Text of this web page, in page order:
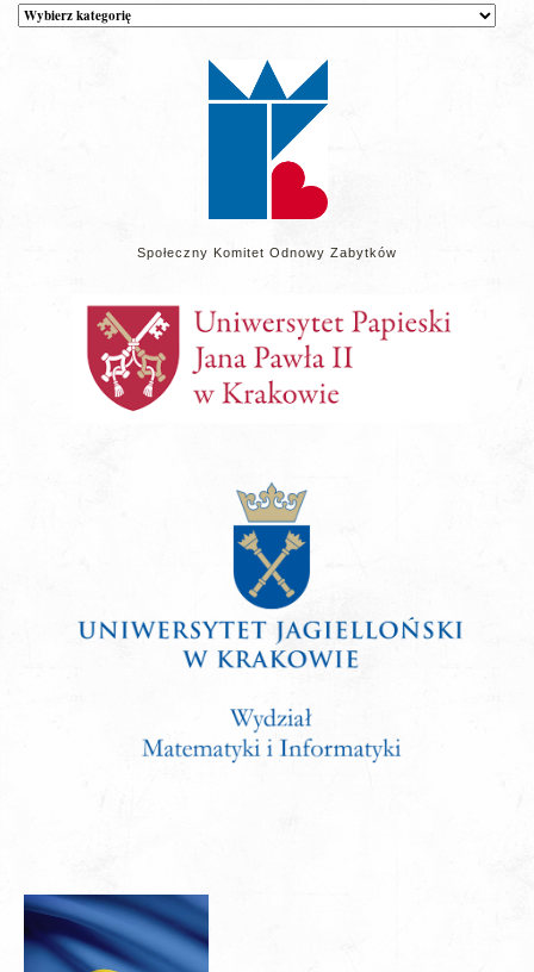
Kategorie
wpisów
Społeczny Komitet Odnowy Zabytków